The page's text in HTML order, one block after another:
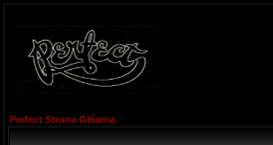
Perfect Strona Główna